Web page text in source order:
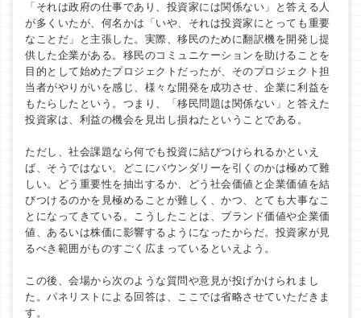
「それは政府の仕事であり、投資家には関係ない」と答える人
が多くいたが、何名かは「いや、それは投資家にとっても重要
なことだ」と主張した。実際、移民のために翻訳機を開発し提
供した企業がある。移民のコミュニケーションを助けることを
目的として始めたプロジェクトだったが、そのプロジェクト担
当者がやりがいを感じ、様々な開発を成功させ、企業に利益を
もたらしたという。つまり、「移民問題は関係ない」と答えた
投資家は、利益の機会を見出し損ねたということである。
ただし、社会課題なら何でも投資に結びつけられるかといえ
ば、そうではない。どこにバウンダリーを引くのかは極めて難
しい。どう重要性を抽出するか、どう社会価値と企業価値を結
びつけるのかを見極めることが難しく、かつ、とても大事なこ
とになってきている。こうしたことは、ブランド価値や企業価
値、あるいは株価に影響するようになったからだ。投資家が見
るべき範囲がものすごく広まっているといえよう。
この後、会場から次のような質問や意見が投げかけられまし
た。パネリストによる回答は、ここでは省略させていただきま
す。